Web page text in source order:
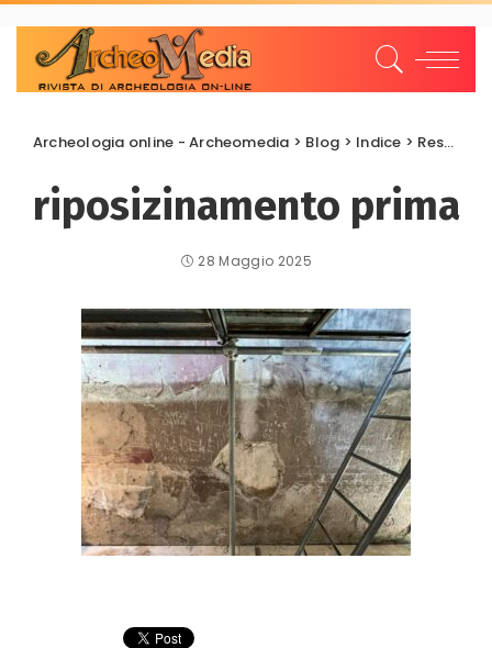
Archeologia online - Archeomedia > Blog > Indice > Restauri e Recuperi
riposizinamento prima
28 Maggio 2025